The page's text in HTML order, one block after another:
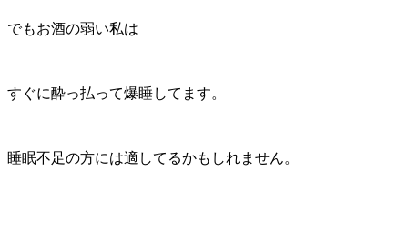
でもお酒の弱い私は
すぐに酔っ払って爆睡してます。
睡眠不足の方には適してるかもしれません。